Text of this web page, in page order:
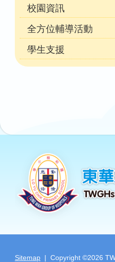
校園資訊
全方位輔導活動
學生支援
Sitemap | Copyright ©2026